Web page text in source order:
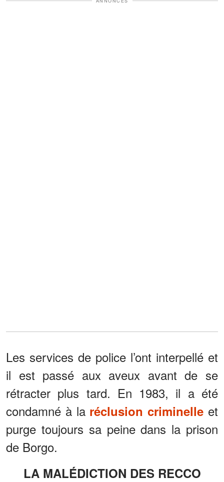
Les services de police l’ont interpellé et
il est passé aux aveux avant de se
rétracter plus tard. En 1983, il a été
condamné à la réclusion criminelle et
purge toujours sa peine dans la prison
de Borgo.
LA MALÉDICTION DES RECCO